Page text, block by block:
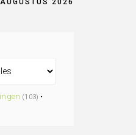
2026
(103) •